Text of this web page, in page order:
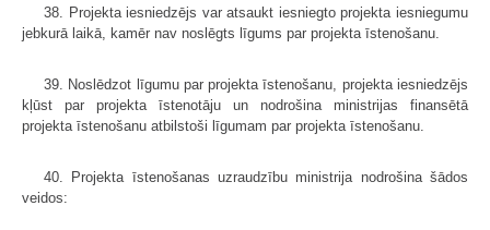
38. Projekta iesniedzējs var atsaukt iesniegto projekta iesniegumu
jebkurā laikā, kamēr nav noslēgts līgums par projekta īstenošanu.
39. Noslēdzot līgumu par projekta īstenošanu, projekta iesniedzējs
kļūst par projekta īstenotāju un nodrošina ministrijas finansētā
projekta īstenošanu atbilstoši līgumam par projekta īstenošanu.
40. Projekta īstenošanas uzraudzību ministrija nodrošina šādos
veidos: